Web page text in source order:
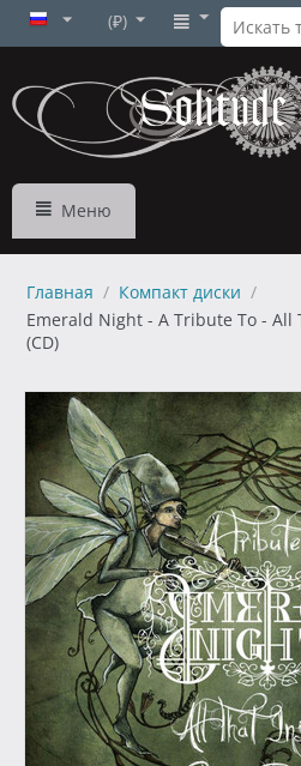
(₽)
Меню
Главная / Компакт диски /
Emerald Night - A Tribute To - All
(CD)